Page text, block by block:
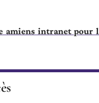
amiens intranet